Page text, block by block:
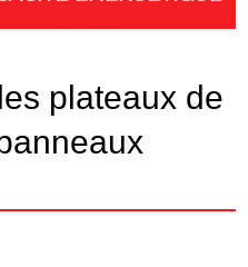
plateaux de